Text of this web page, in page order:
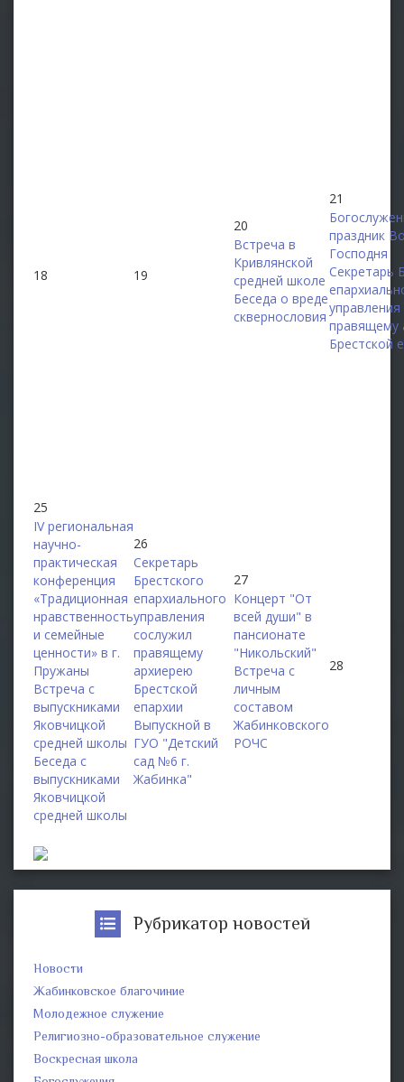
18 19
20
Встреча в
Кривлянской
средней школе
Беседа о вреде
сквернословия
21
праздник
Господня
Секретарь
правящему
Брестской
25
IV региональная
научно-
практическая
конференция
«Традиционная
нравственность
и семейные
ценности» в г.
Пружаны
Встреча с
выпускниками
Яковчицкой
средней школы
Беседа с
выпускниками
Яковчицкой
средней школы
26
Секретарь
Брестского
епархиального
управления
сослужил
правящему
архиерею
Брестской
епархии
Выпускной в
ГУО "Детский
сад №6 г.
Жабинка"
27
Концерт "От
всей души" в
пансионате
"Никольский"
Встреча с
личным
составом
Жабинковского
РОЧС
28
Рубрикатор новостей
Новости
Жабинковское благочиние
Молодежное служение
Религиозно-образовательное служение
Воскресная школа